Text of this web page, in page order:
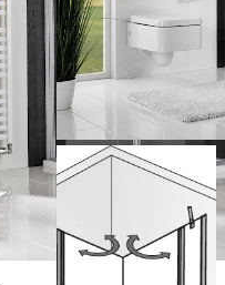
pivotantes
(avec